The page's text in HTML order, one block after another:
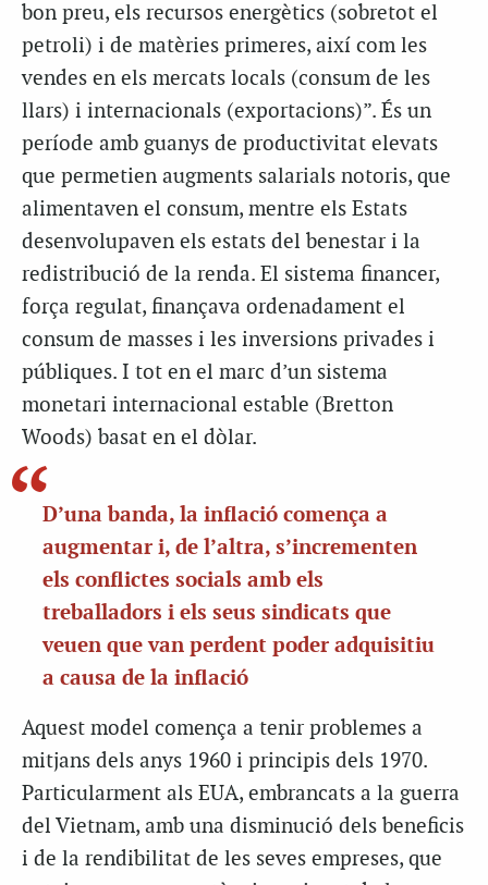
bon preu, els recursos energètics (sobretot el
petroli) i de matèries primeres, així com les
vendes en els mercats locals (consum de les
llars) i internacionals (exportacions)”. És un
període amb guanys de productivitat elevats
que permetien augments salarials notoris, que
alimentaven el consum, mentre els Estats
desenvolupaven els estats del benestar i la
redistribució de la renda. El sistema financer,
força regulat, finançava ordenadament el
consum de masses i les inversions privades i
públiques. I tot en el marc d’un sistema
monetari internacional estable (Bretton
Woods) basat en el dòlar.
D’una banda, la inflació comença a
augmentar i, de l’altra, s’incrementen
els conflictes socials amb els
treballadors i els seus sindicats que
veuen que van perdent poder adquisitiu
a causa de la inflació
Aquest model comença a tenir problemes a
mitjans dels anys 1960 i principis dels 1970.
Particularment als EUA, embrancats a la guerra
del Vietnam, amb una disminució dels beneficis
i de la rendibilitat de les seves empreses, que